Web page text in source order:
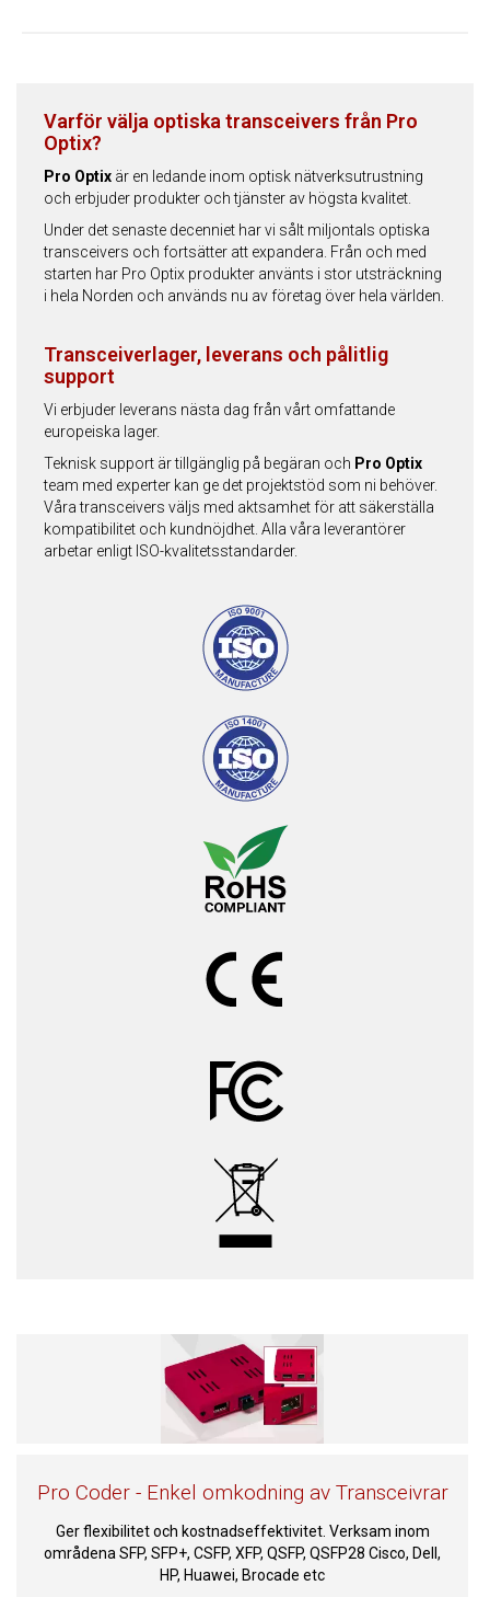
Varför välja optiska transceivers från Pro
Optix?
Pro Optix är en ledande inom optisk nätverksutrustning
och erbjuder produkter och tjänster av högsta kvalitet.
Under det senaste decenniet har vi sålt miljontals optiska
transceivers och fortsätter att expandera. Från och med
starten har Pro Optix produkter använts i stor utsträckning
i hela Norden och används nu av företag över hela världen.
Transceiverlager, leverans och pålitlig
support
Vi erbjuder leverans nästa dag från vårt omfattande
europeiska lager.
Teknisk support är tillgänglig på begäran och Pro Optix
team med experter kan ge det projektstöd som ni behöver.
Våra transceivers väljs med aktsamhet för att säkerställa
kompatibilitet och kundnöjdhet. Alla våra leverantörer
arbetar enligt ISO-kvalitetsstandarder.
Pro Coder - Enkel omkodning av Transceivrar
Ger flexibilitet och kostnadseffektivitet. Verksam inom
områdena SFP, SFP+, CSFP, XFP, QSFP, QSFP28 Cisco, Dell,
HP, Huawei, Brocade etc